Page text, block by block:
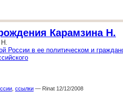
Карамзина Н.
Н.
России в ее политическом и
ссылки — Rinat 12/12/2008